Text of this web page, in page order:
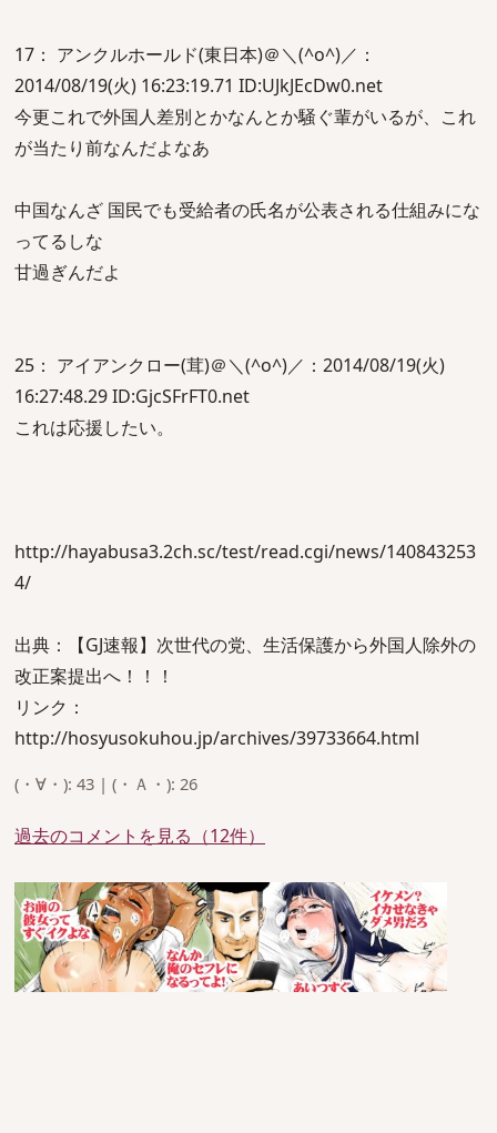
17： アンクルホールド(東日本)＠＼(^o^)／：
2014/08/19(火) 16:23:19.71 ID:UJkJEcDw0.net
今更これで外国人差別とかなんとか騒ぐ輩がいるが、これ
が当たり前なんだよなあ
中国なんざ 国民でも受給者の氏名が公表される仕組みにな
ってるしな
甘過ぎんだよ
25： アイアンクロー(茸)＠＼(^o^)／：2014/08/19(火)
16:27:48.29 ID:GjcSFrFT0.net
これは応援したい。
http://hayabusa3.2ch.sc/test/read.cgi/news/140843253
4/
出典：【GJ速報】次世代の党、生活保護から外国人除外の
改正案提出へ！！！
リンク：
http://hosyusokuhou.jp/archives/39733664.html
(・∀・): 43 | (・Ａ・): 26
過去のコメントを見る（12件）